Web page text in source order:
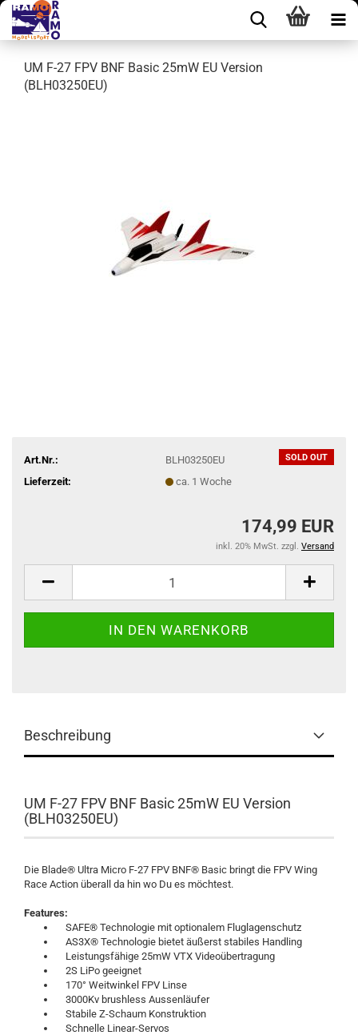
UM F-27 FPV BNF Basic 25mW EU Version
(BLH03250EU)
SOLD OUT
Art.Nr.:
BLH03250EU
Lieferzeit:
ca. 1 Woche
174,99 EUR
inkl. 20% MwSt. zzgl. Versand
Beschreibung
UM F-27 FPV BNF Basic 25mW EU Version
(BLH03250EU)
Die Blade® Ultra Micro F-27 FPV BNF® Basic bringt die FPV Wing
Race Action überall da hin wo Du es möchtest.
Features:
SAFE® Technologie mit optionalem Fluglagenschutz
AS3X® Technologie bietet äußerst stabiles Handling
Leistungsfähige 25mW VTX Videoübertragung
2S LiPo geeignet
170° Weitwinkel FPV Linse
3000Kv brushless Aussenläufer
Stabile Z-Schaum Konstruktion
Schnelle Linear-Servos